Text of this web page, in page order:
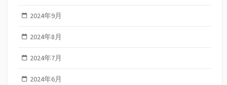
2024年9月
2024年8月
2024年7月
2024年6月